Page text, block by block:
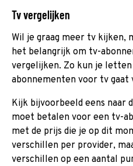
Tv vergelijken
Wil je graag meer tv kijken,
het belangrijk om tv-
vergelijken. Zo kun je
abonnementen voor tv gaat
Kijk bijvoorbeeld eens naar
moet betalen voor een tv-
met de prijs die je op dit
verschillen per provider,
verschillen op een aantal